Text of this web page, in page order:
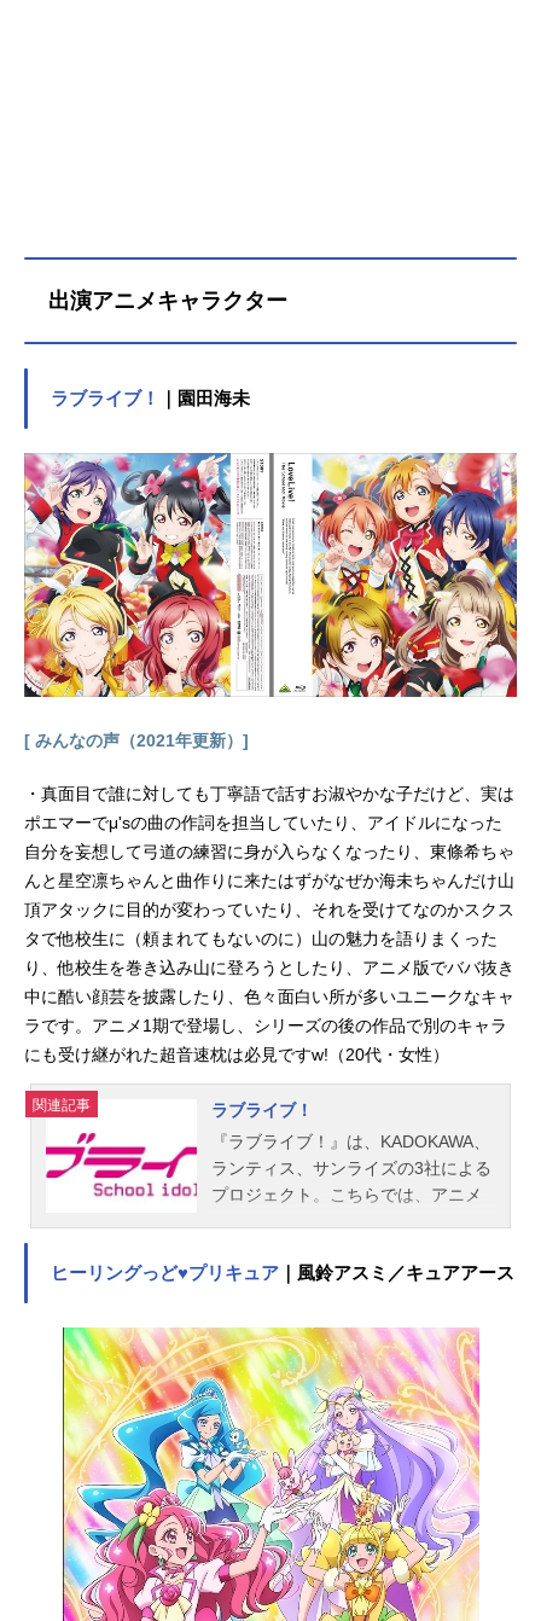
出演アニメキャラクター
ラブライブ！ ｜園田海未
[ みんなの声（2021年更新）]
・真面目で誰に対しても丁寧語で話すお淑やかな子だけど、実は
ポエマーでμ'sの曲の作詞を担当していたり、アイドルになった
自分を妄想して弓道の練習に身が入らなくなったり、東條希ちゃ
んと星空凛ちゃんと曲作りに来たはずがなぜか海未ちゃんだけ山
頂アタックに目的が変わっていたり、それを受けてなのかスクス
タで他校生に（頼まれてもないのに）山の魅力を語りまくった
り、他校生を巻き込み山に登ろうとしたり、アニメ版でババ抜き
中に酷い顔芸を披露したり、色々面白い所が多いユニークなキャ
ラです。アニメ1期で登場し、シリーズの後の作品で別のキャラ
にも受け継がれた超音速枕は必見ですw!（20代・女性）
関連記事
ラブライブ！
『ラブライブ！』は、KADOKAWA、
ランティス、サンライズの3社による
プロジェクト。こちらでは、アニメ
ヒーリングっど♥プリキュア ｜風鈴アスミ／キュアアース